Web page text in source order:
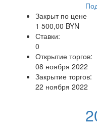
Закрыт по цене
1 500,00 BYN
Ставки:
0
Открытие торгов:
08 ноября 2022
Закрытие торгов:
22 ноября 2022